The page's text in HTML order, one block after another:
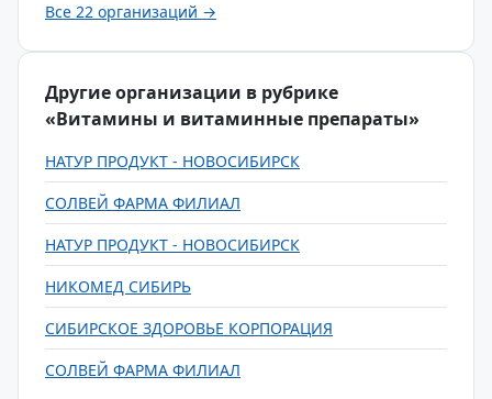
Все 22 организаций →
Другие организации в рубрике
«Витамины и витаминные препараты»
НАТУР ПРОДУКТ - НОВОСИБИРСК
СОЛВЕЙ ФАРМА ФИЛИАЛ
НАТУР ПРОДУКТ - НОВОСИБИРСК
НИКОМЕД СИБИРЬ
СИБИРСКОЕ ЗДОРОВЬЕ КОРПОРАЦИЯ
СОЛВЕЙ ФАРМА ФИЛИАЛ